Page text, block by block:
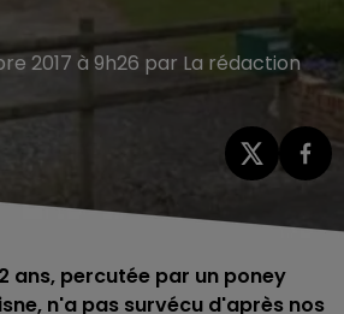
2017 à 9h26 par La rédaction
ans, percutée par un poney
n'a pas survécu d'après nos